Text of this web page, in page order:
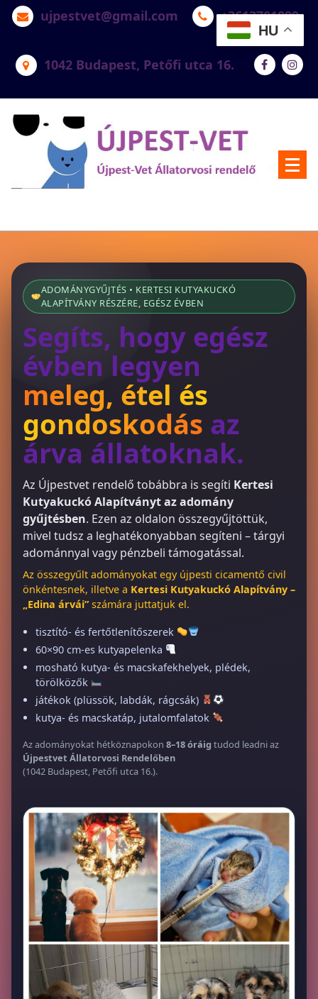
ujpestvet@gmail.com +3613701899
1042 Budapest, Petőfi utca 16.
ADOMÁNYGYŰJTÉS • KERTESI KUTYAKUCKÓ
ALAPÍTVÁNY RÉSZÉRE, EGÉSZ ÉVBEN
Segíts, hogy egész
évben legyen
meleg, étel és
gondoskodás az
árva állatoknak.
Az Újpestvet rendelő tobábbra is segíti Kertesi
Kutyakuckó Alapítványt az adomány
gyűjtésben. Ezen az oldalon összegyűjtöttük,
mivel tudsz a leghatékonyabban segíteni – tárgyi
adománnyal vagy pénzbeli támogatással.
Az összegyűlt adományokat egy újpesti cicamentő civil
önkéntesnek, illetve a Kertesi Kutyakuckó Alapítvány –
„Edina árvái” számára juttatjuk el.
tisztító- és fertőtlenítőszerek
60×90 cm-es kutyapelenka
mosható kutya- és macskafekhelyek, plédek,
törölközők
játékok (plüssök, labdák, rágcsák)
kutya- és macskatáp, jutalomfalatok
Az adományokat hétköznapokon 8–18 óráig tudod leadni az
Újpestvet Állatorvosi Rendelőben
(1042 Budapest, Petőfi utca 16.).
HU